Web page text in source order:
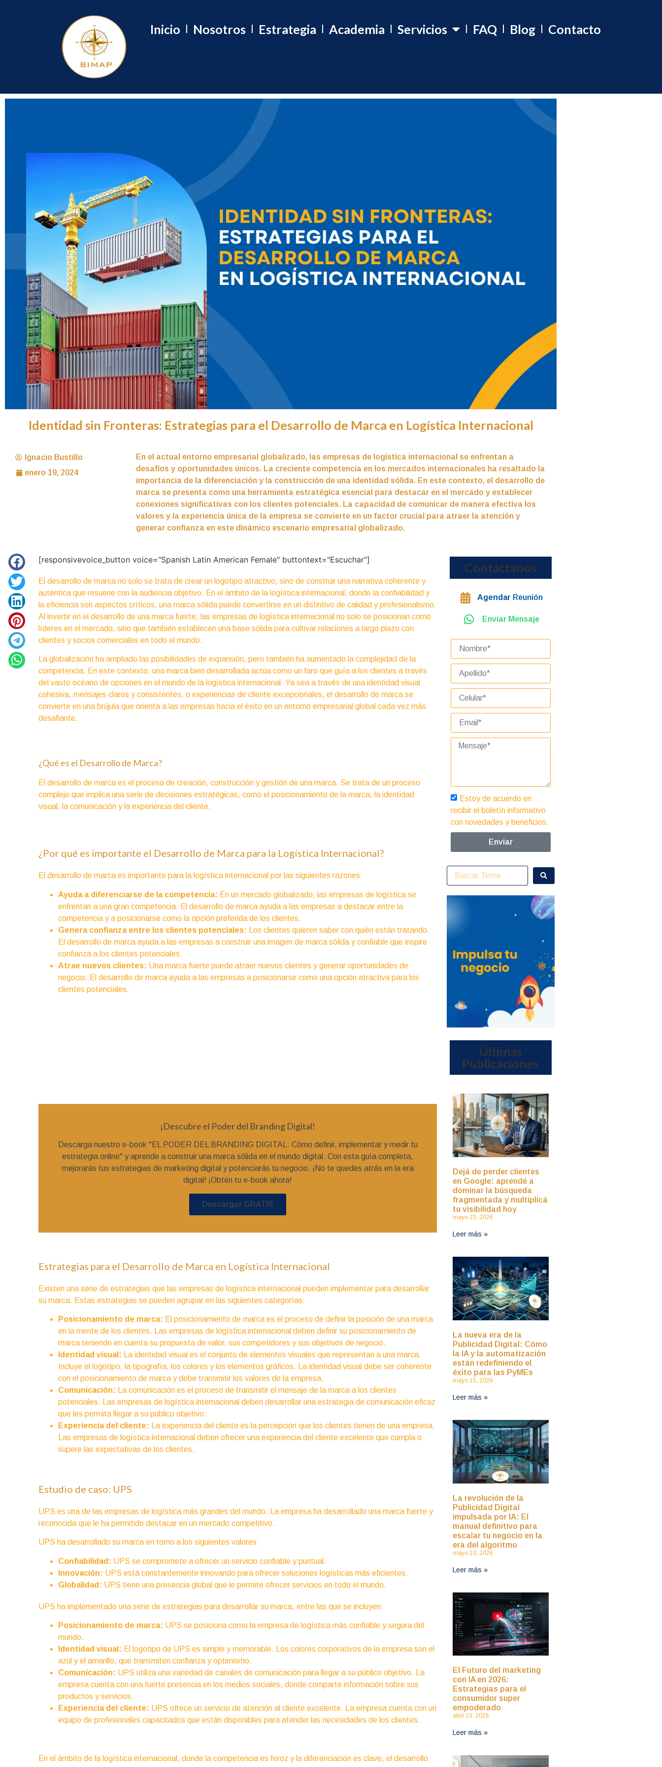
Inicio Nosotros Estrategia Academia Servicios FAQ Blog Contacto
Identidad sin Fronteras: Estrategias para el Desarrollo de Marca en Logística Internacional
Ignacio Bustillo
enero 19, 2024
En el actual entorno empresarial globalizado, las empresas de logística internacional se enfrentan a
desafíos y oportunidades únicos. La creciente competencia en los mercados internacionales ha resaltado la
importancia de la diferenciación y la construcción de una identidad sólida. En este contexto, el desarrollo de
marca se presenta como una herramienta estratégica esencial para destacar en el mercado y establecer
conexiones significativas con los clientes potenciales. La capacidad de comunicar de manera efectiva los
valores y la experiencia única de la empresa se convierte en un factor crucial para atraer la atención y
generar confianza en este dinámico escenario empresarial globalizado.
[responsivevoice_button voice="Spanish Latin American Female" buttontext="Escuchar"]
El desarrollo de marca no solo se trata de crear un logotipo atractivo, sino de construir una narrativa coherente y
auténtica que resuene con la audiencia objetivo. En el ámbito de la logística internacional, donde la confiabilidad y
la eficiencia son aspectos críticos, una marca sólida puede convertirse en un distintivo de calidad y profesionalismo.
Al invertir en el desarrollo de una marca fuerte, las empresas de logística internacional no solo se posicionan como
líderes en el mercado, sino que también establecen una base sólida para cultivar relaciones a largo plazo con
clientes y socios comerciales en todo el mundo.
La globalización ha ampliado las posibilidades de expansión, pero también ha aumentado la complejidad de la
competencia. En este contexto, una marca bien desarrollada actúa como un faro que guía a los clientes a través
del vasto océano de opciones en el mundo de la logística internacional. Ya sea a través de una identidad visual
cohesiva, mensajes claros y consistentes, o experiencias de cliente excepcionales, el desarrollo de marca se
convierte en una brújula que orienta a las empresas hacia el éxito en un entorno empresarial global cada vez más
desafiante.
¿Qué es el Desarrollo de Marca?
El desarrollo de marca es el proceso de creación, construcción y gestión de una marca. Se trata de un proceso
complejo que implica una serie de decisiones estratégicas, como el posicionamiento de la marca, la identidad
visual, la comunicación y la experiencia del cliente.
¿Por qué es importante el Desarrollo de Marca para la Logística Internacional?
El desarrollo de marca es importante para la logística internacional por las siguientes razones:
Ayuda a diferenciarse de la competencia: En un mercado globalizado, las empresas de logística se
enfrentan a una gran competencia. El desarrollo de marca ayuda a las empresas a destacar entre la
competencia y a posicionarse como la opción preferida de los clientes.
Genera confianza entre los clientes potenciales: Los clientes quieren saber con quién están tratando.
El desarrollo de marca ayuda a las empresas a construir una imagen de marca sólida y confiable que inspire
confianza a los clientes potenciales.
Atrae nuevos clientes: Una marca fuerte puede atraer nuevos clientes y generar oportunidades de
negocio. El desarrollo de marca ayuda a las empresas a posicionarse como una opción atractiva para los
clientes potenciales.
¡Descubre el Poder del Branding Digital!
Descarga nuestro e-book "EL PODER DEL BRANDING DIGITAL: Cómo definir, implementar y medir tu
estrategia online" y aprende a construir una marca sólida en el mundo digital. Con esta guía completa,
mejorarás tus estrategias de marketing digital y potenciarás tu negocio. ¡No te quedes atrás en la era
digital! ¡Obtén tu e-book ahora!
Descargar GRATIS
Estrategias para el Desarrollo de Marca en Logística Internacional
Existen una serie de estrategias que las empresas de logística internacional pueden implementar para desarrollar
su marca. Estas estrategias se pueden agrupar en las siguientes categorías:
Posicionamiento de marca: El posicionamiento de marca es el proceso de definir la posición de una marca
en la mente de los clientes. Las empresas de logística internacional deben definir su posicionamiento de
marca teniendo en cuenta su propuesta de valor, sus competidores y sus objetivos de negocio.
Identidad visual: La identidad visual es el conjunto de elementos visuales que representan a una marca.
Incluye el logotipo, la tipografía, los colores y los elementos gráficos. La identidad visual debe ser coherente
con el posicionamiento de marca y debe transmitir los valores de la empresa.
Comunicación: La comunicación es el proceso de transmitir el mensaje de la marca a los clientes
potenciales. Las empresas de logística internacional deben desarrollar una estrategia de comunicación eficaz
que les permita llegar a su público objetivo.
Experiencia del cliente: La experiencia del cliente es la percepción que los clientes tienen de una empresa.
Las empresas de logística internacional deben ofrecer una experiencia del cliente excelente que cumpla o
supere las expectativas de los clientes.
Estudio de caso: UPS
UPS es una de las empresas de logística más grandes del mundo. La empresa ha desarrollado una marca fuerte y
reconocida que le ha permitido destacar en un mercado competitivo.
UPS ha desarrollado su marca en torno a los siguientes valores:
Confiabilidad: UPS se compromete a ofrecer un servicio confiable y puntual.
Innovación: UPS está constantemente innovando para ofrecer soluciones logísticas más eficientes.
Globalidad: UPS tiene una presencia global que le permite ofrecer servicios en todo el mundo.
UPS ha implementado una serie de estrategias para desarrollar su marca, entre las que se incluyen:
Posicionamiento de marca: UPS se posiciona como la empresa de logística más confiable y segura del
mundo.
Identidad visual: El logotipo de UPS es simple y memorable. Los colores corporativos de la empresa son el
azul y el amarillo, que transmiten confianza y optimismo.
Comunicación: UPS utiliza una variedad de canales de comunicación para llegar a su público objetivo. La
empresa cuenta con una fuerte presencia en los medios sociales, donde comparte información sobre sus
productos y servicios.
Experiencia del cliente: UPS ofrece un servicio de atención al cliente excelente. La empresa cuenta con un
equipo de profesionales capacitados que están disponibles para atender las necesidades de los clientes.
En el ámbito de la logística internacional, donde la competencia es feroz y la diferenciación es clave, el desarrollo
Contáctanos
Agendar Reunión
Enviar Mensaje
Estoy de acuerdo en
recibir el boletín informativo
con novedades y beneficios.
Enviar
Últimas
Publicaciones
Dejá de perder clientes
en Google: aprendé a
dominar la búsqueda
fragmentada y multiplicá
tu visibilidad hoy
mayo 23, 2026
Leer más »
La nueva era de la
Publicidad Digital: Cómo
la IA y la automatización
están redefiniendo el
éxito para las PyMEs
mayo 15, 2026
Leer más »
La revolución de la
Publicidad Digital
impulsada por IA: El
manual definitivo para
escalar tu negocio en la
era del algoritmo
mayo 10, 2026
Leer más »
El Futuro del marketing
con IA en 2026:
Estrategias para el
consumidor super
empoderado
abril 23, 2026
Leer más »